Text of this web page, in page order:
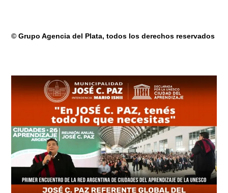
© Grupo Agencia del Plata, todos los derechos reservados